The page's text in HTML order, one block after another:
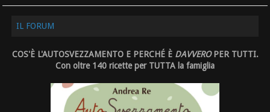
IL FORUM
COS'È L'AUTOSVEZZAMENTO E PERCHÉ È DAVVEROPER TUTTI.
Con oltre 140 ricette per TUTTA la famiglia